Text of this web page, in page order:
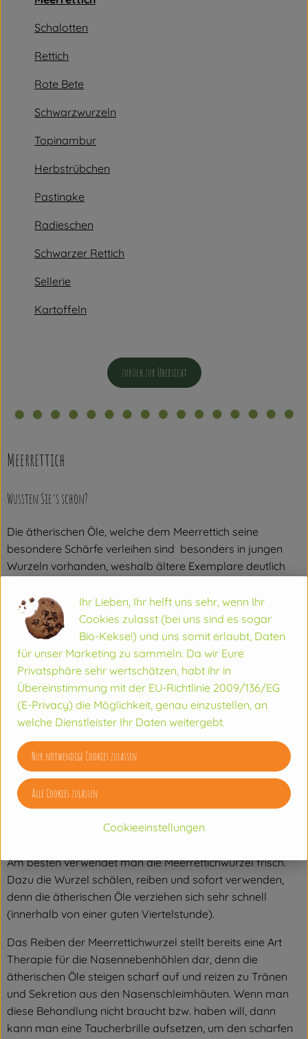
Vorratskammer
Angebot
Getränke
So geht's
Rezepte
Über uns
Schalotten
Rettich
Rote Bete
Schwarzwurzeln
Topinambur
Herbstrübchen
Pastinake
Radieschen
Schwarzer Rettich
Sellerie
Kartoffeln
zurück zur Übersicht
Meerrettich
Wussten Sie´s schon?
Die ätherischen Öle, welche dem Meerrettich seine
besondere Schärfe verleihen sind besonders in jungen
Wurzeln vorhanden, weshalb ältere Exemplare deutlich
Wo kommt´s her?
Der bei uns vor allem in Ost- und Süddeutschland
angebaute Meerrettich ist eine seit der Antike bekannte
Heil- und Gewürzpflanze. In seiner wilden Form wächst der
Meerrettich bis heute in Osteuropa.
Wie sieht´s aus?
Der zum Würzen verwendete Pflanzenteil ist die
pfahlartige, bräunliche Wurzel mit ihrem weißen, holzigem
Fleisch, die bis zu 60 cm lang werden kann.
Am besten verwendet man die Meerrettichwurzel frisch.
Dazu die Wurzel schälen, reiben und sofort verwenden,
denn die ätherischen Öle verziehen sich sehr schnell
(innerhalb von einer guten Viertelstunde).
Das Reiben der Meerrettichwurzel stellt bereits eine Art
Therapie für die Nasennebenhöhlen dar, denn die
ätherischen Öle steigen scharf auf und reizen zu Tränen
und Sekretion aus den Nasenschleimhäuten. Wenn man
diese Behandlung nicht braucht bzw. haben will, dann
kann man eine Taucherbrille aufsetzen, um den scharfen
Ihr Lieben, Ihr helft uns sehr, wenn Ihr
Cookies zulasst (bei uns sind es sogar
Bio-Kekse!) und uns somit erlaubt, Daten
für unser Marketing zu sammeln. Da wir Eure
Privatsphäre sehr wertschätzen, habt ihr in
Übereinstimmung mit der EU-Richtlinie 2009/136/EG
(E-Privacy) die Möglichkeit, genau einzustellen, an
welche Dienstleister Ihr Daten weitergebt.
Cookieeinstellungen
Nur notwendige Cookies zulassen
Alle Cookies zulassen